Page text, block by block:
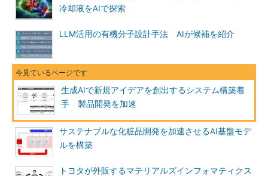
冷却液をAIで探索
LLM活用の有機分子設計手法 AIが候補を紹介
生成AIで新規アイデアを創出するシステム構築着
手 製品開発を加速
サステナブルな化粧品開発を加速させるAI基盤モデ
ルを構築
トヨタが外販するマテリアルズインフォマティクス